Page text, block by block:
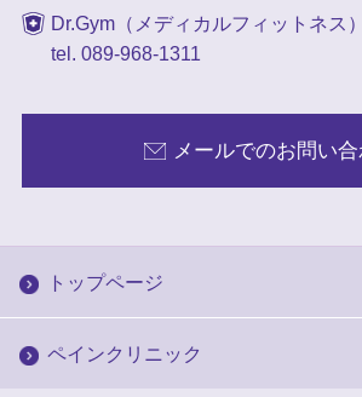
Dr.Gym（メディカルフィットネス）
tel. 089-968-1311
メールでのお問い
トップページ
ペインクリニック